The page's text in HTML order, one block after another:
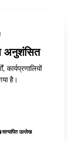
अनुशंसित
है।
सत्यापित उल्लेख